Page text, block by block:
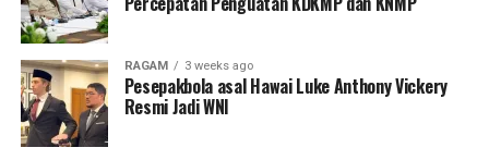
RAGAM 3 weeks ago
Pesepakbola asal Hawai Luke Anthony Vickery
Resmi Jadi WNI